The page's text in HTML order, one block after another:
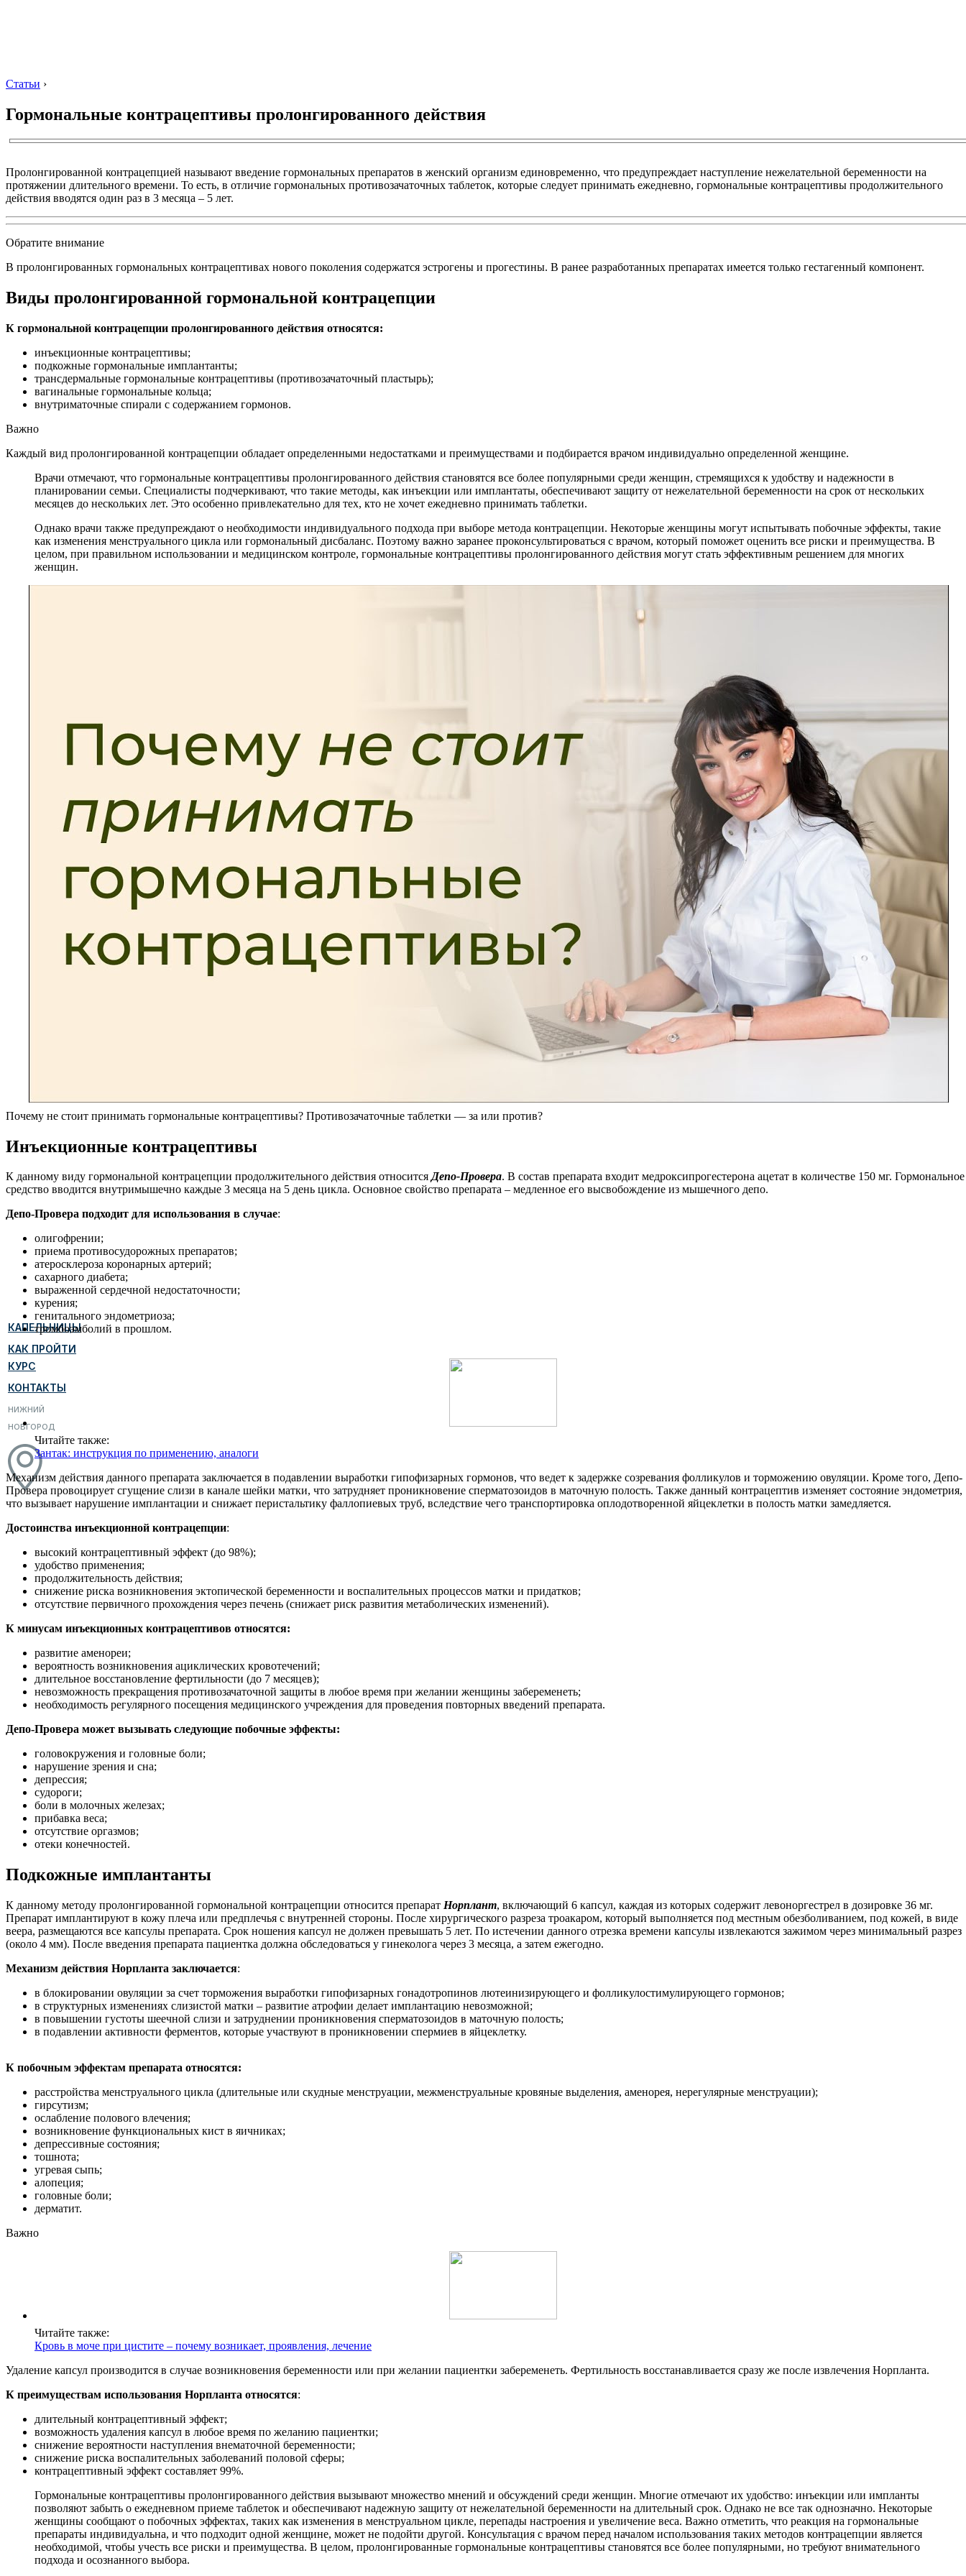
КАПЕЛЬНИЦЫ
КАК ПРОЙТИ
КУРС
КОНТАКТЫ
НИЖНИЙ
НОВГОРОД
Статьи ›
Гормональные контрацептивы пролонгированного действия
Пролонгированной контрацепцией называют введение гормональных препаратов в женский организм единовременно, что предупреждает наступление нежелательной беременности на
протяжении длительного времени. То есть, в отличие гормональных противозачаточных таблеток, которые следует принимать ежедневно, гормональные контрацептивы продолжительного
действия вводятся один раз в 3 месяца – 5 лет.
Обратите внимание
В пролонгированных гормональных контрацептивах нового поколения содержатся эстрогены и прогестины. В ранее разработанных препаратах имеется только гестагенный компонент.
Виды пролонгированной гормональной контрацепции
К гормональной контрацепции пролонгированного действия относятся:
инъекционные контрацептивы;
подкожные гормональные имплантанты;
трансдермальные гормональные контрацептивы (противозачаточный пластырь);
вагинальные гормональные кольца;
внутриматочные спирали с содержанием гормонов.
Важно
Каждый вид пролонгированной контрацепции обладает определенными недостатками и преимуществами и подбирается врачом индивидуально определенной женщине.
Врачи отмечают, что гормональные контрацептивы пролонгированного действия становятся все более популярными среди женщин, стремящихся к удобству и надежности в
планировании семьи. Специалисты подчеркивают, что такие методы, как инъекции или имплантаты, обеспечивают защиту от нежелательной беременности на срок от нескольких
месяцев до нескольких лет. Это особенно привлекательно для тех, кто не хочет ежедневно принимать таблетки.
Однако врачи также предупреждают о необходимости индивидуального подхода при выборе метода контрацепции. Некоторые женщины могут испытывать побочные эффекты, такие
как изменения менструального цикла или гормональный дисбаланс. Поэтому важно заранее проконсультироваться с врачом, который поможет оценить все риски и преимущества. В
целом, при правильном использовании и медицинском контроле, гормональные контрацептивы пролонгированного действия могут стать эффективным решением для многих
женщин.
Почему не стоит принимать гормональные контрацептивы? Противозачаточные таблетки — за или против?
Инъекционные контрацептивы
К данному виду гормональной контрацепции продолжительного действия относитсяДепо-Провера. В состав препарата входит медроксипрогестерона ацетат в количестве 150 мг. Гормональное
средство вводится внутримышечно каждые 3 месяца на 5 день цикла. Основное свойство препарата – медленное его высвобождение из мышечного депо.
Депо-Провера подходит для использования в случае:
олигофрении;
приема противосудорожных препаратов;
атеросклероза коронарных артерий;
сахарного диабета;
выраженной сердечной недостаточности;
курения;
генитального эндометриоза;
тромбоэмболий в прошлом.
Читайте также:
Зантак: инструкция по применению, аналоги
Механизм действия данного препарата заключается в подавлении выработки гипофизарных гормонов, что ведет к задержке созревания фолликулов и торможению овуляции. Кроме того, Депо-
Провера провоцирует сгущение слизи в канале шейки матки, что затрудняет проникновение сперматозоидов в маточную полость. Также данный контрацептив изменяет состояние эндометрия,
что вызывает нарушение имплантации и снижает перистальтику фаллопиевых труб, вследствие чего транспортировка оплодотворенной яйцеклетки в полость матки замедляется.
Достоинства инъекционной контрацепции:
высокий контрацептивный эффект (до 98%);
удобство применения;
продолжительность действия;
снижение риска возникновения эктопической беременности и воспалительных процессов матки и придатков;
отсутствие первичного прохождения через печень (снижает риск развития метаболических изменений).
К минусам инъекционных контрацептивов относятся:
развитие аменореи;
вероятность возникновения ациклических кровотечений;
длительное восстановление фертильности (до 7 месяцев);
невозможность прекращения противозачаточной защиты в любое время при желании женщины забеременеть;
необходимость регулярного посещения медицинского учреждения для проведения повторных введений препарата.
Депо-Провера может вызывать следующие побочные эффекты:
головокружения и головные боли;
нарушение зрения и сна;
депрессия;
судороги;
боли в молочных железах;
прибавка веса;
отсутствие оргазмов;
отеки конечностей.
Подкожные имплантанты
К данному методу пролонгированной гормональной контрацепции относится препарат Норплант, включающий 6 капсул, каждая из которых содержит левоноргестрел в дозировке 36 мг.
Препарат имплантируют в кожу плеча или предплечья с внутренней стороны. После хирургического разреза троакаром, который выполняется под местным обезболиванием, под кожей, в виде
веера, размещаются все капсулы препарата. Срок ношения капсул не должен превышать 5 лет. По истечении данного отрезка времени капсулы извлекаются зажимом через минимальный разрез
(около 4 мм). После введения препарата пациентка должна обследоваться у гинеколога через 3 месяца, а затем ежегодно.
Механизм действия Норпланта заключается:
в блокировании овуляции за счет торможения выработки гипофизарных гонадотропинов лютеинизирующего и фолликулостимулирующего гормонов;
в структурных изменениях слизистой матки – развитие атрофии делает имплантацию невозможной;
в повышении густоты шеечной слизи и затруднении проникновения сперматозоидов в маточную полость;
в подавлении активности ферментов, которые участвуют в проникновении спермиев в яйцеклетку.
К побочным эффектам препарата относятся:
расстройства менструального цикла (длительные или скудные менструации, межменструальные кровяные выделения, аменорея, нерегулярные менструации);
гирсутизм;
ослабление полового влечения;
возникновение функциональных кист в яичниках;
депрессивные состояния;
тошнота;
угревая сыпь;
алопеция;
головные боли;
дерматит.
Важно
Читайте также:
Кровь в моче при цистите – почему возникает, проявления, лечение
Удаление капсул производится в случае возникновения беременности или при желании пациентки забеременеть. Фертильность восстанавливается сразу же после извлечения Норпланта.
К преимуществам использования Норпланта относятся:
длительный контрацептивный эффект;
возможность удаления капсул в любое время по желанию пациентки;
снижение вероятности наступления внематочной беременности;
снижение риска воспалительных заболеваний половой сферы;
контрацептивный эффект составляет 99%.
Гормональные контрацептивы пролонгированного действия вызывают множество мнений и обсуждений среди женщин. Многие отмечают их удобство: инъекции или импланты
позволяют забыть о ежедневном приеме таблеток и обеспечивают надежную защиту от нежелательной беременности на длительный срок. Однако не все так однозначно. Некоторые
женщины сообщают о побочных эффектах, таких как изменения в менструальном цикле, перепады настроения и увеличение веса. Важно отметить, что реакция на гормональные
препараты индивидуальна, и что подходит одной женщине, может не подойти другой. Консультация с врачом перед началом использования таких методов контрацепции является
необходимой, чтобы учесть все риски и преимущества. В целом, пролонгированные гормональные контрацептивы становятся все более популярными, но требуют внимательного
подхода и осознанного выбора.